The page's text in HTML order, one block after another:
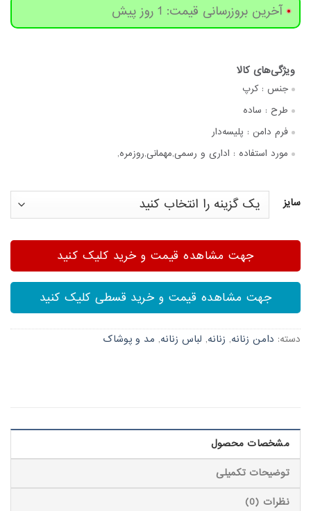
آخرین بروزرسانی قیمت: 1 روز پیش
جنس : کرپ
طرح : ساده
فرم دامن : پلیسه‌دار
مورد استفاده : اداری و رسمی,مهمانی,روزمره,
سایز
جهت مشاهده قیمت و خرید کلیک کنید
جهت مشاهده قیمت و خرید قسطی کلیک کنید
دسته: دامن زنانه, زنانه, لباس زنانه, مد و پوشاک
مشخصات محصول
توضیحات تکمیلی
نظرات (0)